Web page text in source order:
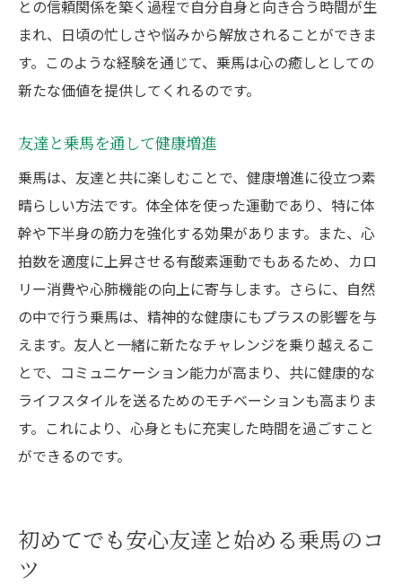
との信頼関係を築く過程で自分自身と向き合う時間が生
まれ、日頃の忙しさや悩みから解放されることができま
す。このような経験を通じて、乗馬は心の癒しとしての
新たな価値を提供してくれるのです。
友達と乗馬を通して健康増進
乗馬は、友達と共に楽しむことで、健康増進に役立つ素
晴らしい方法です。体全体を使った運動であり、特に体
幹や下半身の筋力を強化する効果があります。また、心
拍数を適度に上昇させる有酸素運動でもあるため、カロ
リー消費や心肺機能の向上に寄与します。さらに、自然
の中で行う乗馬は、精神的な健康にもプラスの影響を与
えます。友人と一緒に新たなチャレンジを乗り越えるこ
とで、コミュニケーション能力が高まり、共に健康的な
ライフスタイルを送るためのモチベーションも高まりま
す。これにより、心身ともに充実した時間を過ごすこと
ができるのです。
初めてでも安心友達と始める乗馬のコ
ツ